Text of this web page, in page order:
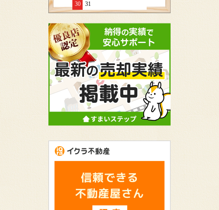
30
31